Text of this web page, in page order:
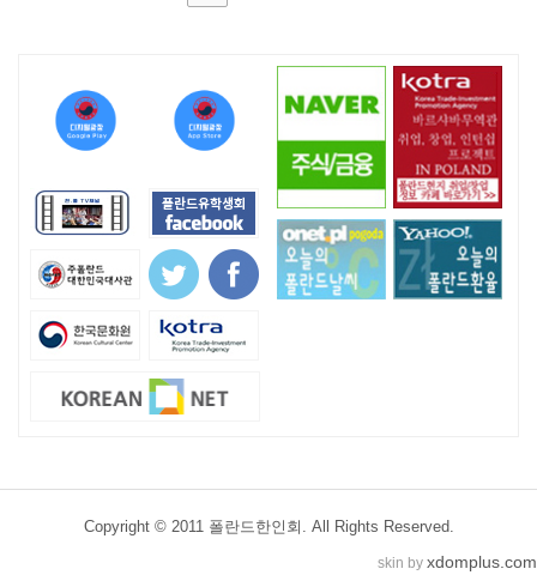
Copyright © 2011 폴란드한인회. All Rights Reserved.
skin by xdomplus.com